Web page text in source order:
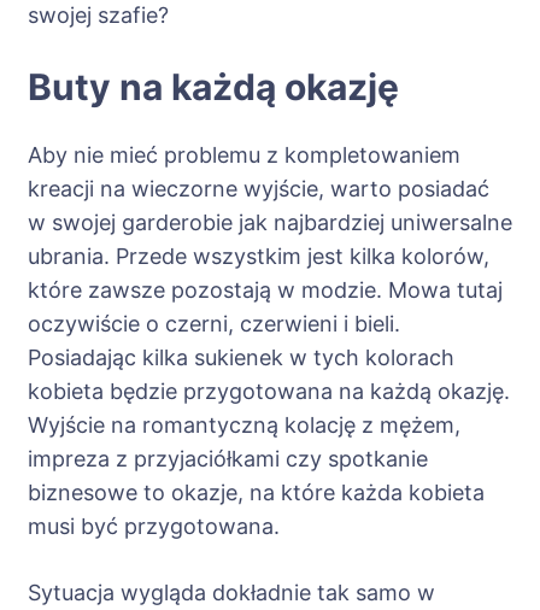
swojej szafie?
Buty na każdą okazję
Aby nie mieć problemu z kompletowaniem
kreacji na wieczorne wyjście, warto posiadać
w swojej garderobie jak najbardziej uniwersalne
ubrania. Przede wszystkim jest kilka kolorów,
które zawsze pozostają w modzie. Mowa tutaj
oczywiście o czerni, czerwieni i bieli.
Posiadając kilka sukienek w tych kolorach
kobieta będzie przygotowana na każdą okazję.
Wyjście na romantyczną kolację z mężem,
impreza z przyjaciółkami czy spotkanie
biznesowe to okazje, na które każda kobieta
musi być przygotowana.
Sytuacja wygląda dokładnie tak samo w